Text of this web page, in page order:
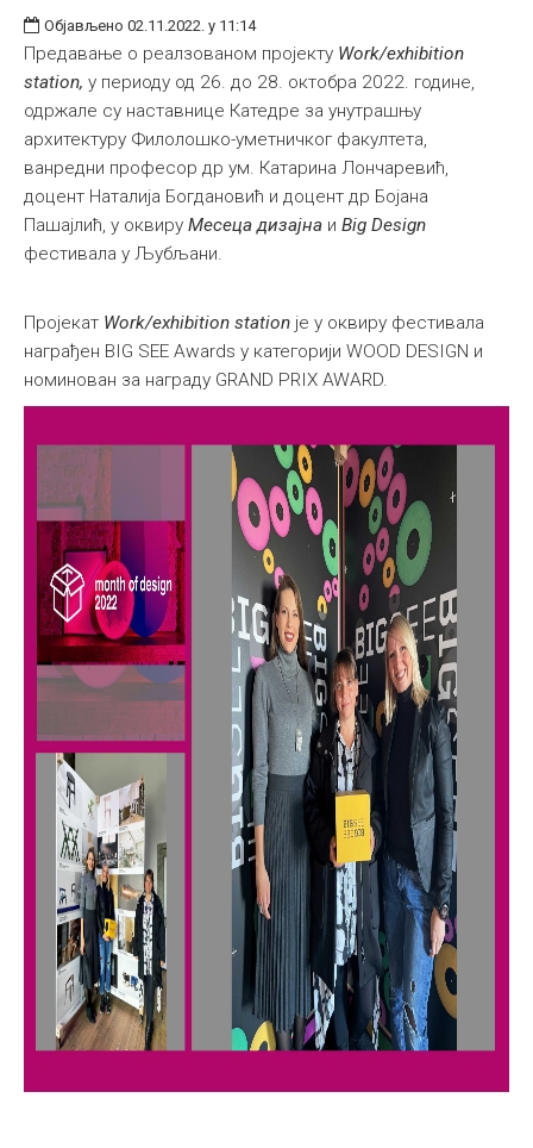
Објављено 02.11.2022. у 11:14
Предавање о реалзованом пројекту Work/exhibition
station, у периоду од 26. до 28. октобра 2022. године,
одржале су наставнице Катедре за унутрашњу
архитектуру Филолошко-уметничког факултета,
ванредни професор др ум. Катарина Лончаревић,
доцент Наталија Богдановић и доцент др Бојана
Пашајлић, у оквиру Месеца дизајна и Big Design
фестивала у Љубљани.
Пројекат Work/exhibition station је у оквиру фестивала
награђен BIG SEE Awards у категорији WOOD DESIGN и
номинован за награду GRAND PRIX AWARD.